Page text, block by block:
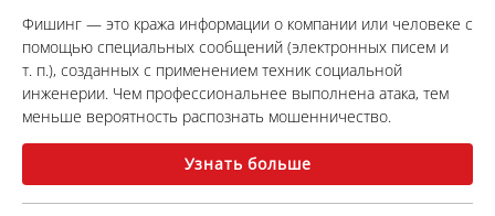
Фишинг — это кража информации о компании или человеке с
помощью специальных сообщений (электронных писем и
т. п.), созданных с применением техник социальной
инженерии. Чем профессиональнее выполнена атака, тем
меньше вероятность распознать мошенничество.
Узнать больше